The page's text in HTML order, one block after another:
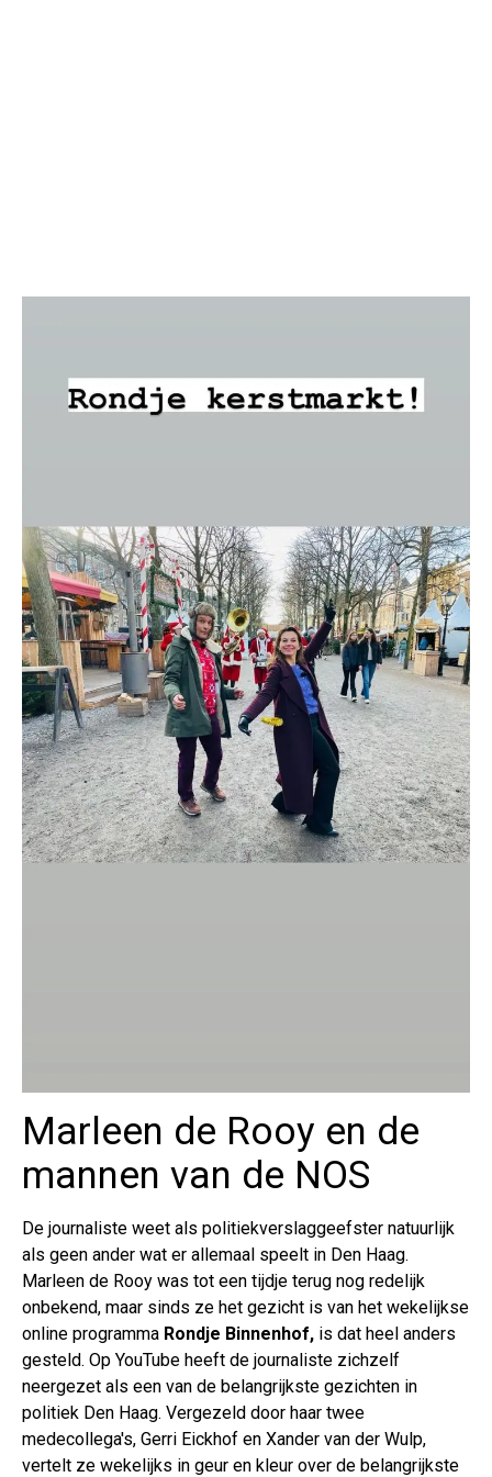
Marleen de Rooy en de
mannen van de NOS
De journaliste weet als politiekverslaggeefster natuurlijk
als geen ander wat er allemaal speelt in Den Haag.
Marleen de Rooy was tot een tijdje terug nog redelijk
onbekend, maar sinds ze het gezicht is van het wekelijkse
online programma Rondje Binnenhof, is dat heel anders
gesteld. Op YouTube heeft de journaliste zichzelf
neergezet als een van de belangrijkste gezichten in
politiek Den Haag. Vergezeld door haar twee
medecollega's, Gerri Eickhof en Xander van der Wulp,
vertelt ze wekelijks in geur en kleur over de belangrijkste